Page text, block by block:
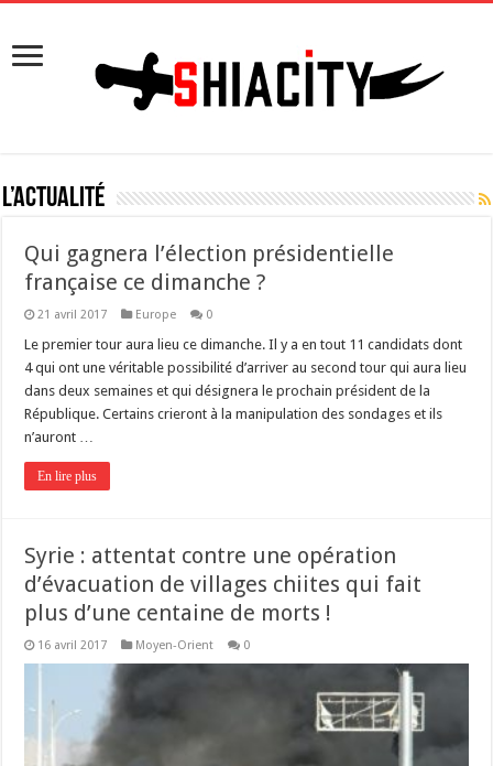
L’actualité
Qui gagnera l’élection présidentielle
française ce dimanche ?
21 avril 2017 Europe 0
Le premier tour aura lieu ce dimanche. Il y a en tout 11 candidats dont
4 qui ont une véritable possibilité d’arriver au second tour qui aura lieu
dans deux semaines et qui désignera le prochain président de la
République. Certains crieront à la manipulation des sondages et ils
n’auront …
En lire plus
Syrie : attentat contre une opération
d’évacuation de villages chiites qui fait
plus d’une centaine de morts !
16 avril 2017 Moyen-Orient 0